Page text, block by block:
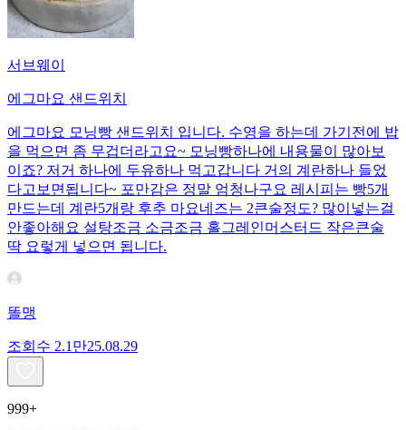
서브웨이
에그마요 샌드위치
에그마요 모닝빵 샌드위치 입니다. 수영을 하는데 가기전에 밥
을 먹으면 좀 무겁더라고요~ 모닝빵하나에 내용물이 많아보
이죠? 저거 하나에 두유하나 먹고갑니다 거의 계란하나 들었
다고보면됩니다~ 포만감은 정말 엄청나구요 레시피는 빵5개
만드는데 계란5개랑 후추 마요네즈는 2큰술정도? 많이넣는걸
안좋아해요 설탕조금 소금조금 홀그레인머스터드 작은큰술
딱 요렇게 넣으면 됩니다.
똘맹
조회수 2.1만25.08.29
999+